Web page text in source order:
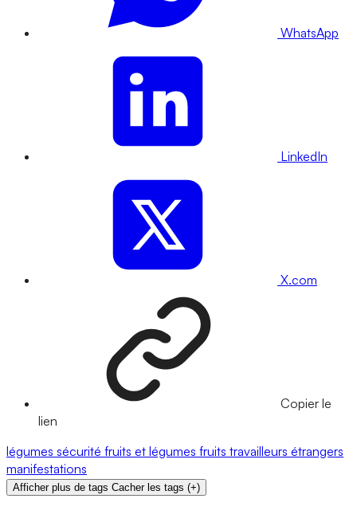
WhatsApp
LinkedIn
X.com
Copier le
lien
légumes sécurité fruits et légumes fruits travailleurs étrangers
manifestations
Afficher plus de tags Cacher les tags (+)